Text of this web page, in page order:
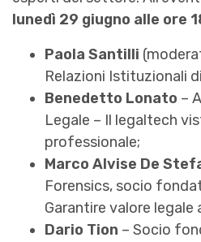
lunedì 29 giugno alle ore
Paola Santilli
Relazioni Istituzionali
Benedetto Lonato –
Legale – Il legaltech
professionale;
Marco Alvise De
Forensics, socio
Garantire valore legale
Dario Tion – Socio